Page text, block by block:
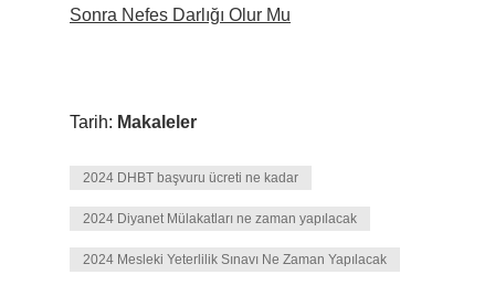
Sonra Nefes Darlığı Olur Mu
Tarih: Makaleler
2024 DHBT başvuru ücreti ne kadar
2024 Diyanet Mülakatları ne zaman yapılacak
2024 Mesleki Yeterlilik Sınavı Ne Zaman Yapılacak